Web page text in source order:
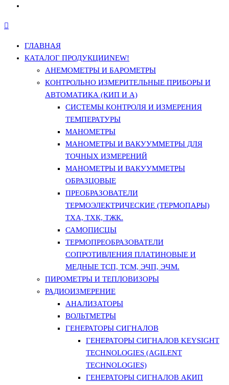
ГЛАВНАЯ
КАТАЛОГ ПРОДУКЦИИNEW!
АНЕМОМЕТРЫ И БАРОМЕТРЫ
КОНТРОЛЬНО ИЗМЕРИТЕЛЬНЫЕ ПРИБОРЫ И
АВТОМАТИКА (КИП И А)
СИСТЕМЫ КОНТРОЛЯ И ИЗМЕРЕНИЯ
ТЕМПЕРАТУРЫ
МАНОМЕТРЫ
МАНОМЕТРЫ И ВАКУУММЕТРЫ ДЛЯ
ТОЧНЫХ ИЗМЕРЕНИЙ
МАНОМЕТРЫ И ВАКУУММЕТРЫ
ОБРАЗЦОВЫЕ
ПРЕОБРАЗОВАТЕЛИ
ТЕРМОЭЛЕКТРИЧЕСКИЕ (ТЕРМОПАРЫ)
ТХА, ТХК, ТЖК.
САМОПИСЦЫ
ТЕРМОПРЕОБРАЗОВАТЕЛИ
СОПРОТИВЛЕНИЯ ПЛАТИНОВЫЕ И
МЕДНЫЕ ТСП, ТСМ, ЭЧП, ЭЧМ.
ПИРОМЕТРЫ И ТЕПЛОВИЗОРЫ
РАДИОИЗМЕРЕНИЕ
АНАЛИЗАТОРЫ
ВОЛЬТМЕТРЫ
ГЕНЕРАТОРЫ СИГНАЛОВ
ГЕНЕРАТОРЫ СИГНАЛОВ KEYSIGHT
TECHNOLOGIES (AGILENT
TECHNOLOGIES)
ГЕНЕРАТОРЫ СИГНАЛОВ АКИП